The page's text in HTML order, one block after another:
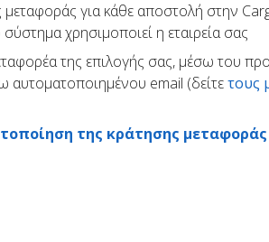
μεταφοράς για κάθε αποστολή στην
χρησιμοποιεί η εταιρεία σας
της επιλογής σας, μέσω του
αυτοματοποιημένου email (δείτετους
της κράτησης μεταφοράς